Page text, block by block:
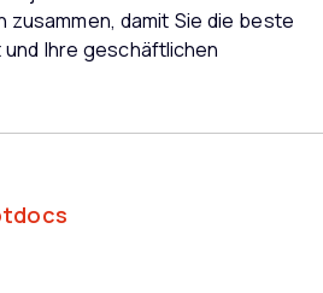
zusammen, damit Sie die beste
Ihre geschäftlichen